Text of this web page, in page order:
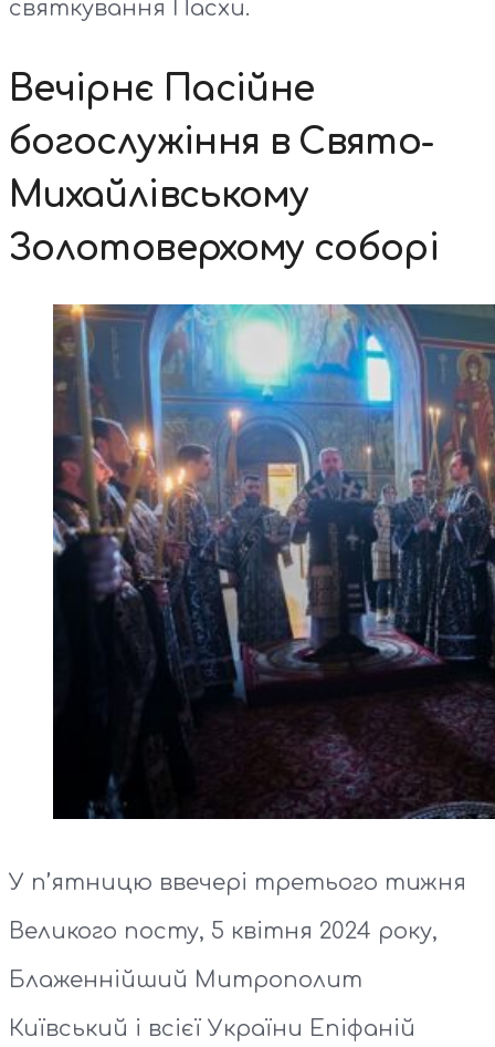
святкування Пасхи.
Вечірнє Пасійне
богослужіння в Свято-
Михайлівському
Золотоверхому соборі
У п’ятницю ввечері третього тижня
Великого посту, 5 квітня 2024 року,
Блаженнійший Митрополит
Київський і всієї України Епіфаній